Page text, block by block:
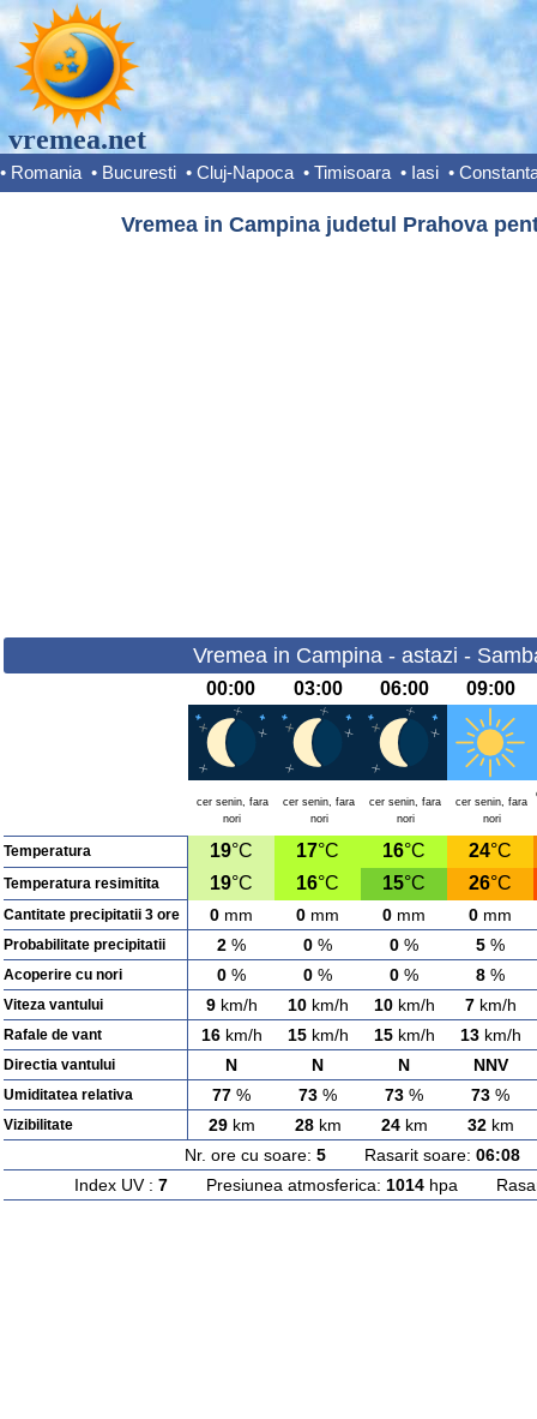
vremea.net
• Romania • Bucuresti • Cluj-Napoca • Timisoara • Iasi •
Vremea in Campina judetul Prahova
Vremea in Campina - astazi -
00:00 03:00 06:00 09:00
cer senin, fara
nori
cer senin, fara
nori
cer senin, fara
nori
cer senin, fara
nori
Temperatura 19°C 17°C 16°C 24°C
Temperatura resimitita 19°C 16°C 15°C 26°C
Cantitate precipitatii 3 ore 0 mm 0 mm 0 mm 0 mm
Probabilitate precipitatii 2 % 0 % 0 % 5 %
Acoperire cu nori 0 % 0 % 0 % 8 %
Viteza vantului 9km/h 10km/h 10km/h 7km/h
Rafale de vant 16km/h 15km/h 15km/h 13km/h
Directia vantului N N N NNV
Umiditatea relativa 77 % 73 % 73 % 73 %
Vizibilitate 29km 28km 24km 32km
Nr. ore cu soare: 5Rasarit soare: 06:08
Index UV : 7Presiunea atmosferica: 1014hpa